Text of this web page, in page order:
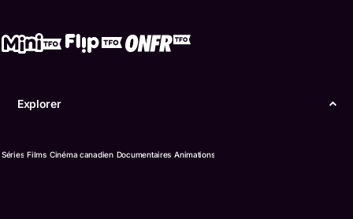
Explorer
Séries Films Cinéma canadien Documentaires Animations
IDÉLLO
Conditions d'utilisation
Accessibilité